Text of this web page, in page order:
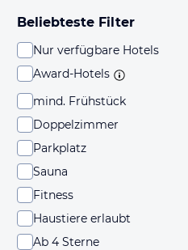
Beliebteste Filter
Nur verfügbare Hotels
Award-Hotels
mind. Frühstück
Doppelzimmer
Parkplatz
Sauna
Fitness
Haustiere erlaubt
Ab 4 Sterne